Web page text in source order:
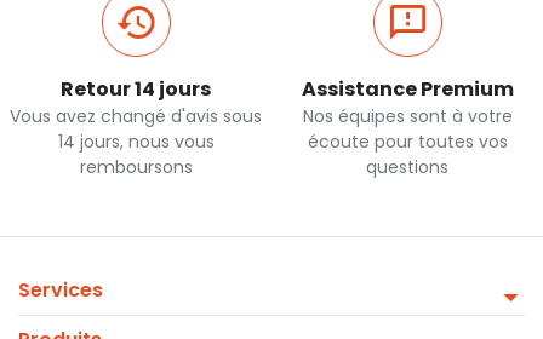
Retour 14 jours
Vous avez changé d'avis sous
14 jours, nous vous
remboursons
Assistance Premium
Nos équipes sont à votre
écoute pour toutes vos
questions
Services